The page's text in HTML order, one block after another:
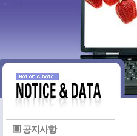
▣ 공지사항